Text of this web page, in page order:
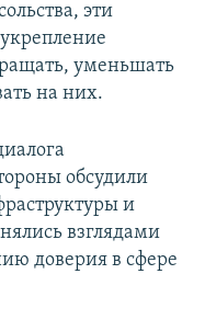
эти
уменьшать
на них.
обсудили
и
взглядами
доверия в сфере